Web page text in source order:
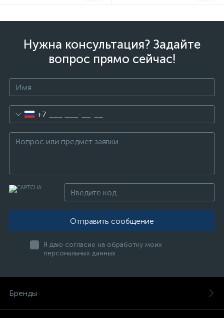
Нужна консультация? Задайте
вопрос прямо сейчас!
+7
Отправить сообщение
Я даю согласие на обработку моих
персональных данных
Бренды